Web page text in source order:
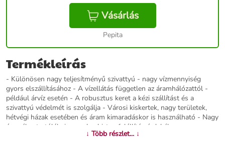
Vásárlás
Pepita
Termékleírás
- Különösen nagy teljesítményű szivattyú - nagy vízmennyiség
gyors elszállításához - A vízellátás független az áramhálózattól -
például árvíz esetén - A robusztus keret a kézi szállítást és a
szivattyú védelmét is szolgálja - Városi kiskertek, nagy területek,
hétvégi házak esetében és áram kimaradáskor is használható - Nagy
és széles tartólábai vannak a biztos felállítás érdekében
szűrőkosárral szállítva Műszaki adatok: Lökettérfogat: 19600 cm²
↓ Több részlet... ↓